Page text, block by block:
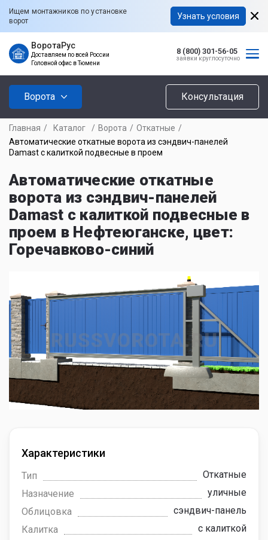
Ищем монтажников по установке
ворот
Узнать условия
ВоротаРус
Доставляем по всей России
Головной офис в Тюмени
8 (800) 301-56-05
заявки круглосуточно
Ворота Консультация
Главная / Каталог / Ворота / Откатные /
Автоматические откатные ворота из сэндвич-панелей
Damast с калиткой подвесные в проем
Автоматические откатные
ворота из сэндвич-панелей
Damast с калиткой подвесные в
проем в Нефтеюганске, цвет:
Горечавково-синий
Характеристики
Тип
Откатные
Назначение
уличные
Облицовка
сэндвич-панель
Калитка
с калиткой